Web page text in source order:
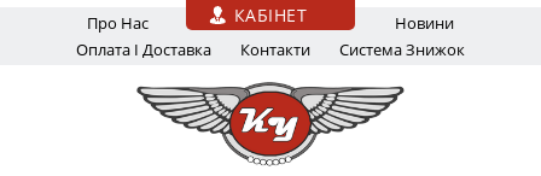
Перейти до основного вмісту
Про Нас
Новини
Оплата І Доставка
Контакти Система Знижок
КАБІНЕТ